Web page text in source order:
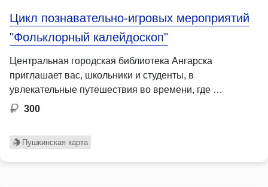
Цикл познавательно-игровых мероприятий
"Фольклорный калейдоскоп"
Центральная городская библиотека Ангарска
приглашает вас, школьники и студенты, в
увлекательные путешествия во времени, где …
300
Пушкинская карта